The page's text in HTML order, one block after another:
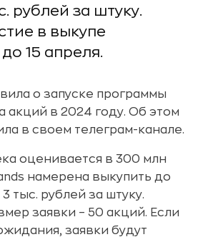
рублей за штуку.
в выкупе
15 апреля.
о запуске программы
акций в 2024 году. Об этом
в своем телеграм-канале.
оценивается в 300 млн
намерена выкупить до
тыс. рублей за штуку.
заявки – 50 акций. Если
заявки будут